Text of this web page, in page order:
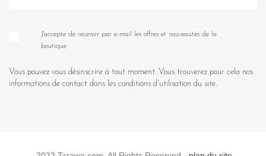
J'accepte de recevoir par e-mail les offres et nouveautés de la
boutique
Vous pouvez vous désinscrire à tout moment. Vous trouverez pour cela nos
informations de contact dans les conditions d'utilisation du site.